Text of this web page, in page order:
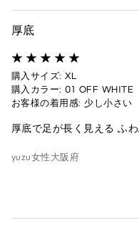
厚底
購入サイズ: XL
購入カラー: 01 OFF WHITE
お客様の着用感: 少し小さい
厚底で足が長く見える ふ
yuzu女性 大阪府